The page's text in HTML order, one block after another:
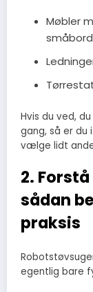
Møbler
Hvis du ved,
gang, så er du
vælge lidt
2.
sådan
praksis
egentlig bare